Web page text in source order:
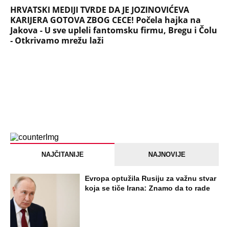
HRVATSKI MEDIJI TVRDE DA JE JOZINOVIĆEVA
KARIJERA GOTOVA ZBOG CECE! Počela hajka na
Jakova - U sve upleli fantomsku firmu, Bregu i Čolu
- Otkrivamo mrežu laži
NAJČITANIJE NAJNOVIJE
Evropa optužila Rusiju za važnu stvar
koja se tiče Irana: Znamo da to rade